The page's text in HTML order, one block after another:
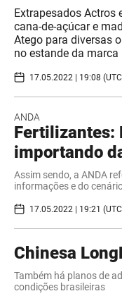
Extrapesados Actros
cana-de-açúcar e
Atego para diversas
no estande da marca
17.05.2022 | 19:08
ANDA
Fertilizantes:
importando
Assim sendo, a ANDA
informações e do
17.05.2022 | 19:21
Chinesa
Também há planos de
condições brasileiras